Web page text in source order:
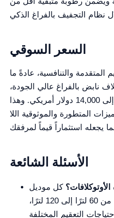
السعر السوقي
والتنافسية، عادةً ما
نابض بالفراغ عالي الجودة،
مثل موديلاتنا، من 13,000 إلى 14,000 دولار أمريكي. وهذا
المتطورة والموثوقية اللا
الأسئلة الشائعة
كل موديل
يوفر أحجام غرف متفاوتة، من 60 لترًا إلى 120 لترًا،